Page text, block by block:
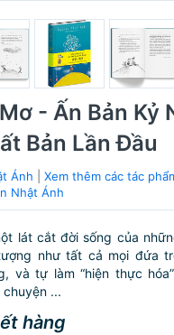
- Ấn Bản Kỷ
Bản Lần Đầu
Ánh
Xem thêm các tác
Nhật Ánh
lát cắt đời sống của
như tất cả mọi đứa
và tự làm “hiện thực
chuyện ...
hàng